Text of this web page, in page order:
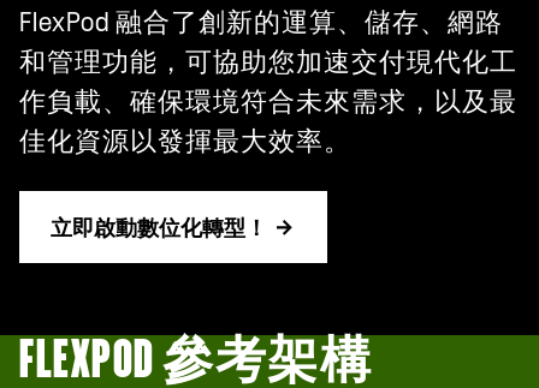
FlexPod 融合了創新的運算、儲存、網路
和管理功能，可協助您加速交付現代化工
作負載、確保環境符合未來需求，以及最
佳化資源以發揮最大效率。
立即啟動數位化轉型！
FLEXPOD 參考架構